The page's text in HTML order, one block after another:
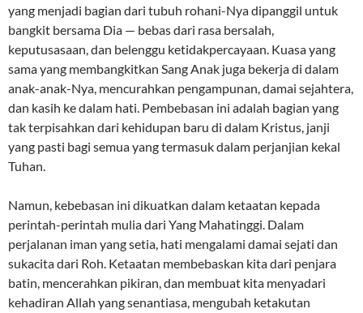
yang menjadi bagian dari tubuh rohani-Nya dipanggil untuk
bangkit bersama Dia — bebas dari rasa bersalah,
keputusasaan, dan belenggu ketidakpercayaan. Kuasa yang
sama yang membangkitkan Sang Anak juga bekerja di dalam
anak-anak-Nya, mencurahkan pengampunan, damai sejahtera,
dan kasih ke dalam hati. Pembebasan ini adalah bagian yang
tak terpisahkan dari kehidupan baru di dalam Kristus, janji
yang pasti bagi semua yang termasuk dalam perjanjian kekal
Tuhan.
Namun, kebebasan ini dikuatkan dalam ketaatan kepada
perintah-perintah mulia dari Yang Mahatinggi. Dalam
perjalanan iman yang setia, hati mengalami damai sejati dan
sukacita dari Roh. Ketaatan membebaskan kita dari penjara
batin, mencerahkan pikiran, dan membuat kita menyadari
kehadiran Allah yang senantiasa, mengubah ketakutan